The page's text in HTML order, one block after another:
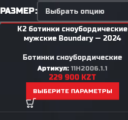
РАЗМЕР
K2 ботинки сноубордические
мужские Boundary — 2024
Ботинки сноубордические
Артикул: 11H2006.1.1
229 900 KZT
ВЫБЕРИТЕ ПАРАМЕТРЫ